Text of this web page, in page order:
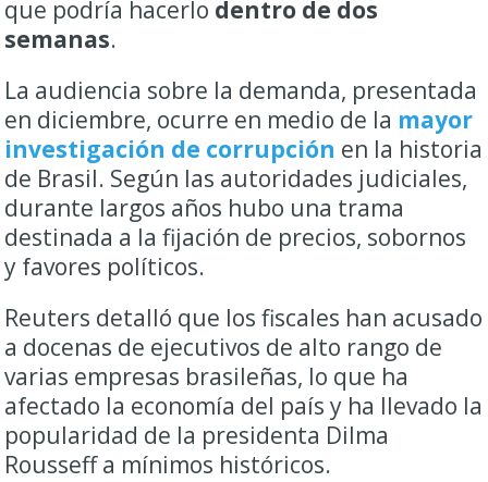
que podría hacerlo dentro de dos
semanas.
La audiencia sobre la demanda, presentada
en diciembre, ocurre en medio de la mayor
investigación de corrupción en la historia
de Brasil. Según las autoridades judiciales,
durante largos años hubo una trama
destinada a la fijación de precios, sobornos
y favores políticos.
Reuters detalló que los fiscales han acusado
a docenas de ejecutivos de alto rango de
varias empresas brasileñas, lo que ha
afectado la economía del país y ha llevado la
popularidad de la presidenta Dilma
Rousseff a mínimos históricos.